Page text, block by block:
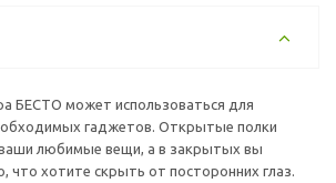
БЕСТО может использоваться для
гаджетов. Открытые полки
любимые вещи, а в закрытых вы
что хотите скрыть от посторонних глаз.